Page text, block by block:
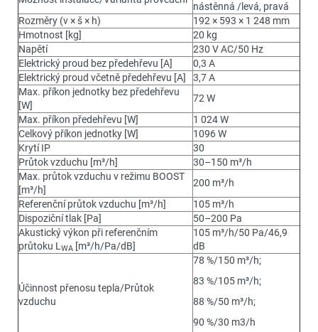
nástěnná /levá, pravá
Rozměry (v × š × h)
192 × 593 × 1 248 mm
Hmotnost [kg]
20 kg
Napětí
230 V AC/50 Hz
Elektrický proud bez předehřevu [A]
0,3 A
Elektrický proud včetně předehřevu [A]
3,7 A
Max. příkon jednotky bez předehřevu
[W]
72 W
Max. příkon předehřevu [W]
1 024 W
Celkový příkon jednotky [W]
1096 W
Krytí IP
30
Průtok vzduchu [m³/h]
30–150 m³/h
Max. průtok vzduchu v režimu BOOST
[m³/h]
200 m³/h
Referenční průtok vzduchu [m³/h]
105 m³/h
Dispoziční tlak [Pa]
50–200 Pa
Akustický výkon při referenčním
průtoku L WA [m³/h/Pa/dB]
105 m³/h/50 Pa/46,9
dB
Účinnost přenosu tepla/Průtok
vzduchu
78 %/150 m³/h;
83 %/105 m³/h;
88 %/50 m³/h;
90 %/30 m3/h